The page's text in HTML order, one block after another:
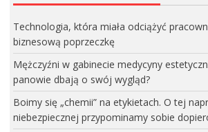
Technologia, która miała odciążyć
biznesową poprzeczkę
Mężczyźni w gabinecie medycyny
panowie dbają o swój wygląd?
Boimy się „chemii” na etykietach. O tej
niebezpiecznej przypominamy sobie